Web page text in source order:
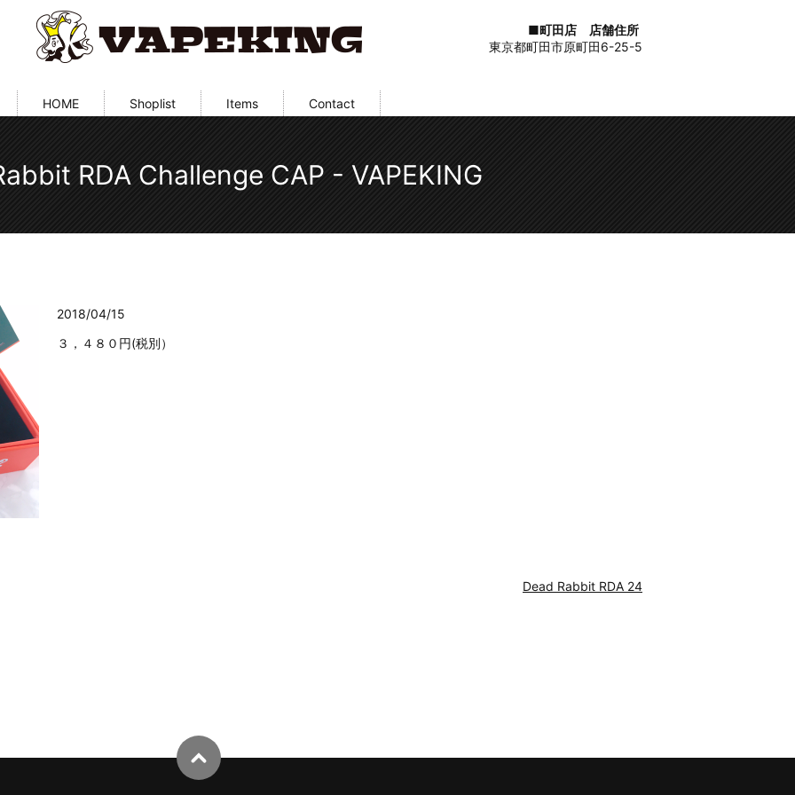
■町田店 店舗住所
東京都町田市原町田6-25-5
HOME Shoplist Items Contact
RDA Challenge CAP - VAPEKING
2018/04/15
３，４８０円(税別）
Dead Rabbit RDA 24